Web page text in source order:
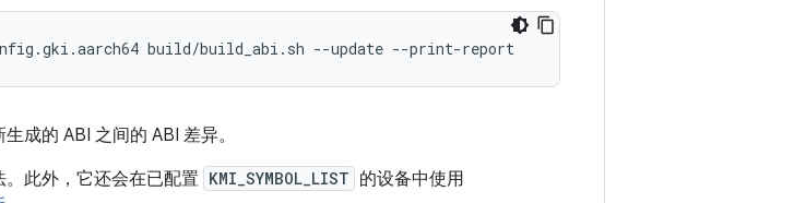
build/build_abi.sh --update --print-report
成的 ABI 之间的 ABI 差异。
此外，它还会在已配置 KMI_SYMBOL_LIST 的设备中使用